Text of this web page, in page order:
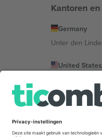
Kantoren
Germany
Unter den
United States
Bulgaria